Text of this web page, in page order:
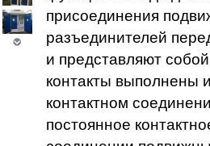
присоединения
разъединителей
и представляют
контакты выполнены
контактном
постоянное